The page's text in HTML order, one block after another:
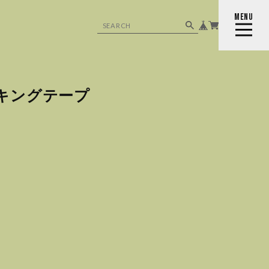
MENU
CLOSE
ングテープ